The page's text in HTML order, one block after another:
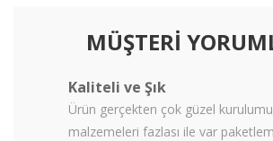
MÜŞTERİ
Kaliteli ve Şık
Ürün gerçekten çok güzel
malzemeleri fazlası ile var